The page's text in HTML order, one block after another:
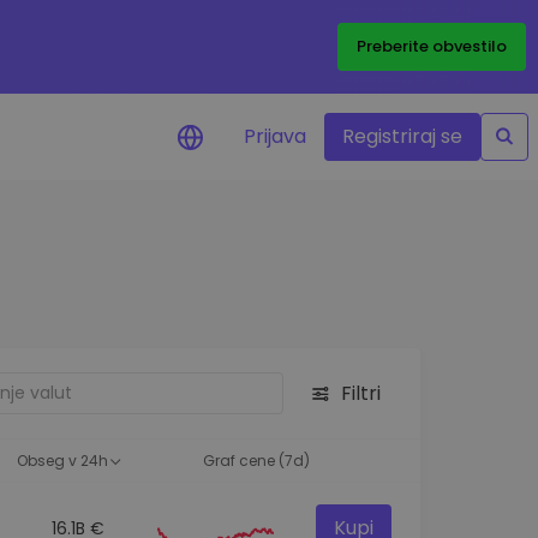
Preberite obvestilo
Prijava Registriraj se
Filtri
Obseg v 24h Graf cene (7d)
16.1B € Kupi